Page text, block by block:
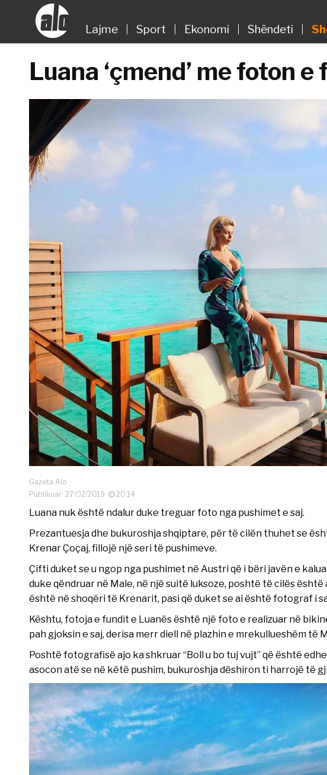
Lajme Sport Ekonomi Shëndeti
Luana ‘çmend’ me foton
Gazeta Alo
Publikuar: 27/02/2019
20:14
Luana nuk është ndalur duke treguar foto nga pushimet e saj.
Prezantuesja dhe bukuroshja shqiptare, për të cilën thuhet se
Krenar Çoçaj, fillojë një seri të pushimeve.
Çifti duket se u ngop nga pushimet në Austri që i bëri javën e
duke qëndruar në Male, në një suitë luksoze, poshtë të cilës
është në shoqëri të Krenarit, pasi që duket se ai është fotograf i
Kështu, fotoja e fundit e Luanës është një foto e realizuar në
pah gjoksin e saj, derisa merr diell në plazhin e mrekullueshëm të
Poshtë fotografisë ajo ka shkruar “Boll u bo tuj vujt” që është
asocon atë se në këtë pushim, bukuroshja dëshiron ti harrojë të